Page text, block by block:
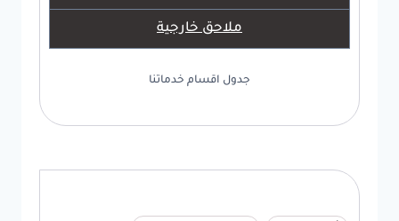
ملاحق خارجية
جدول اقسام خدماتنا